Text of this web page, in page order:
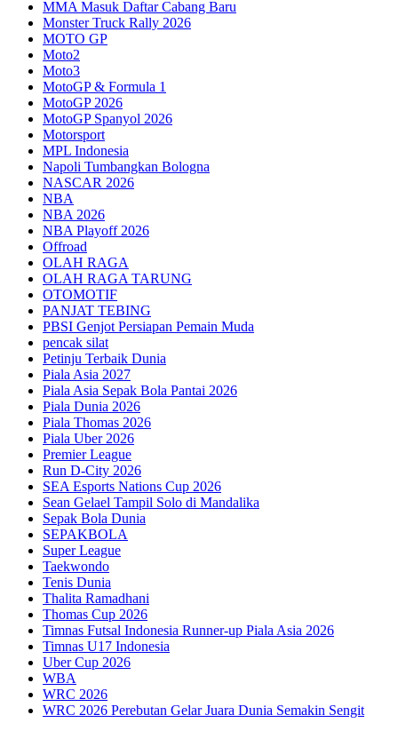
MMA Masuk Daftar Cabang Baru
Monster Truck Rally 2026
MOTO GP
Moto2
Moto3
MotoGP & Formula 1
MotoGP 2026
MotoGP Spanyol 2026
Motorsport
MPL Indonesia
Napoli Tumbangkan Bologna
NASCAR 2026
NBA
NBA 2026
NBA Playoff 2026
Offroad
OLAH RAGA
OLAH RAGA TARUNG
OTOMOTIF
PANJAT TEBING
PBSI Genjot Persiapan Pemain Muda
pencak silat
Petinju Terbaik Dunia
Piala Asia 2027
Piala Asia Sepak Bola Pantai 2026
Piala Dunia 2026
Piala Thomas 2026
Piala Uber 2026
Premier League
Run D-City 2026
SEA Esports Nations Cup 2026
Sean Gelael Tampil Solo di Mandalika
Sepak Bola Dunia
SEPAKBOLA
Super League
Taekwondo
Tenis Dunia
Thalita Ramadhani
Thomas Cup 2026
Timnas Futsal Indonesia Runner-up Piala Asia 2026
Timnas U17 Indonesia
Uber Cup 2026
WBA
WRC 2026
WRC 2026 Perebutan Gelar Juara Dunia Semakin Sengit